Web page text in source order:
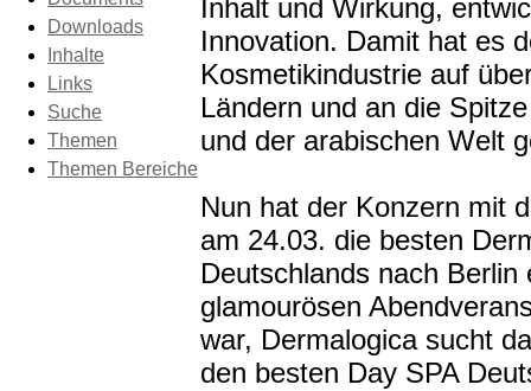
Downloads
Inhalte
Links
Suche
Themen
Themen Bereiche
Inhalt und Wirkung,
Innovation. Damit hat es
Kosmetikindustrie auf
Ländern und an die
und der arabischen Welt
Nun hat der Konzern mit
am 24.03. die besten
Deutschlands nach
glamourösen
war, Dermalogica sucht
den besten Day SPA